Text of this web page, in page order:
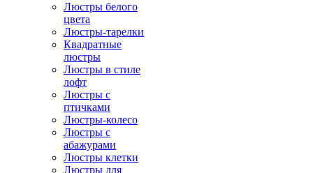
Люстры белого
цвета
Люстры-тарелки
Квадратные
люстры
Люстры в стиле
лофт
Люстры с
птичками
Люстры-колесо
Люстры с
абажурами
Люстры клетки
Люстры для